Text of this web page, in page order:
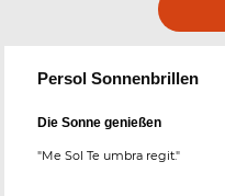
Persol Sonnenbrillen
Die Sonne genießen
"Me Sol Te umbra regit."